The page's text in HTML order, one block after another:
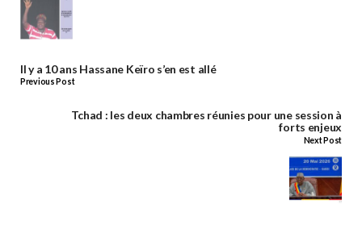
Il y a 10 ans Hassane Keïro s’en est allé
Previous Post
Tchad : les deux chambres réunies pour une session à
forts enjeux
Next Post